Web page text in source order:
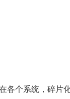
各个系统，碎片